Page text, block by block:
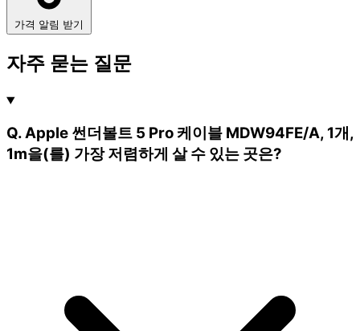
가격 알림 받기
자주 묻는 질문
Q. Apple 썬더볼트 5 Pro 케이블 MDW94FE/A, 1개,
1m을(를) 가장 저렴하게 살 수 있는 곳은?